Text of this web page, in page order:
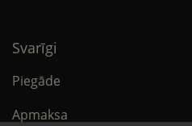
Svarīgi
Piegāde
Apmaksa